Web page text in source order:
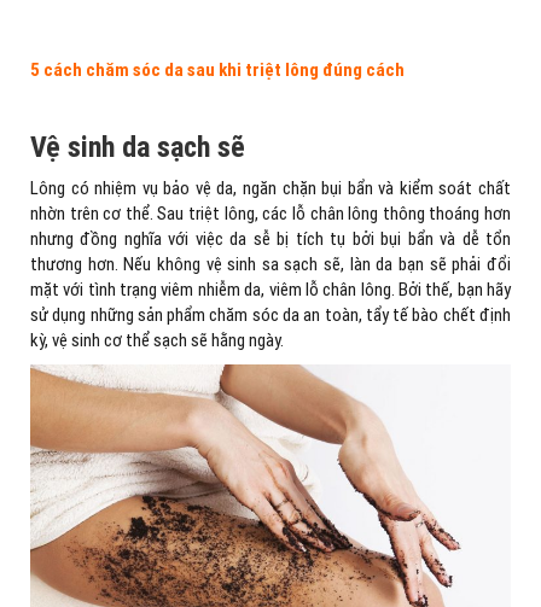
5 cách chăm sóc da sau khi triệt lông đúng cách
Vệ sinh da sạch sẽ
Lông có nhiệm vụ bảo vệ da, ngăn chặn bụi bẩn và kiểm soát chất
nhờn trên cơ thể. Sau triệt lông, các lỗ chân lông thông thoáng hơn
nhưng đồng nghĩa với việc da sễ bị tích tụ bởi bụi bẩn và dễ tổn
thương hơn. Nếu không vệ sinh sa sạch sẽ, làn da bạn sẽ phải đổi
mặt với tình trạng viêm nhiễm da, viêm lỗ chân lông. Bởi thế, bạn hãy
sử dụng những sản phẩm chăm sóc da an toàn, tẩy tế bào chết định
kỳ, vệ sinh cơ thể sạch sẽ hằng ngày.